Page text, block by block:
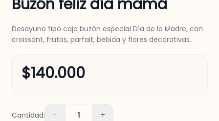
Buzón feliz día mamá
Desayuno tipo caja buzón especial Día de la Madre, con
croissant, frutas, parfait, bebida y flores decorativas.
$140.000
Cantidad: − 1 +